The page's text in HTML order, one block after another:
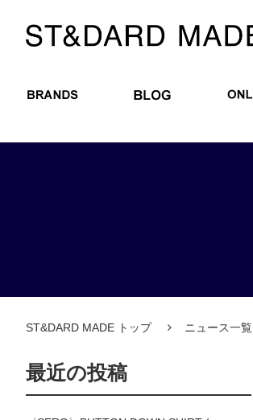
BRANDS
ST&DARD MADE トップ ニュース一覧
最近の投稿